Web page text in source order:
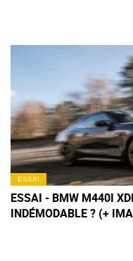
ESSAI
ESSAI - BMW M440I
INDÉMODABLE ? (+